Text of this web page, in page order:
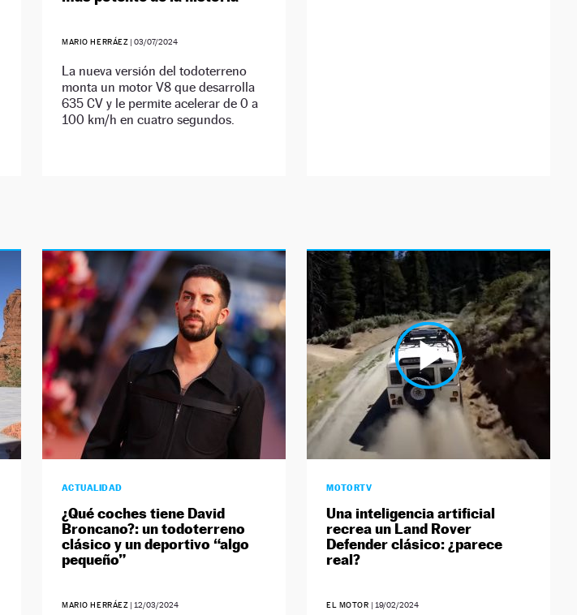
MARIO HERRÁEZ |03/07/2024
La nueva versión del todoterreno
monta un motor V8 que desarrolla
635 CV y le permite acelerar de 0 a
100 km/h en cuatro segundos.
ACTUALIDAD
¿Qué coches tiene David
Broncano?: un todoterreno
clásico y un deportivo “algo
pequeño”
MARIO HERRÁEZ | 12/03/2024
MOTORTV
Una inteligencia artificial
recrea un Land Rover
Defender clásico: ¿parece
real?
EL MOTOR | 19/02/2024